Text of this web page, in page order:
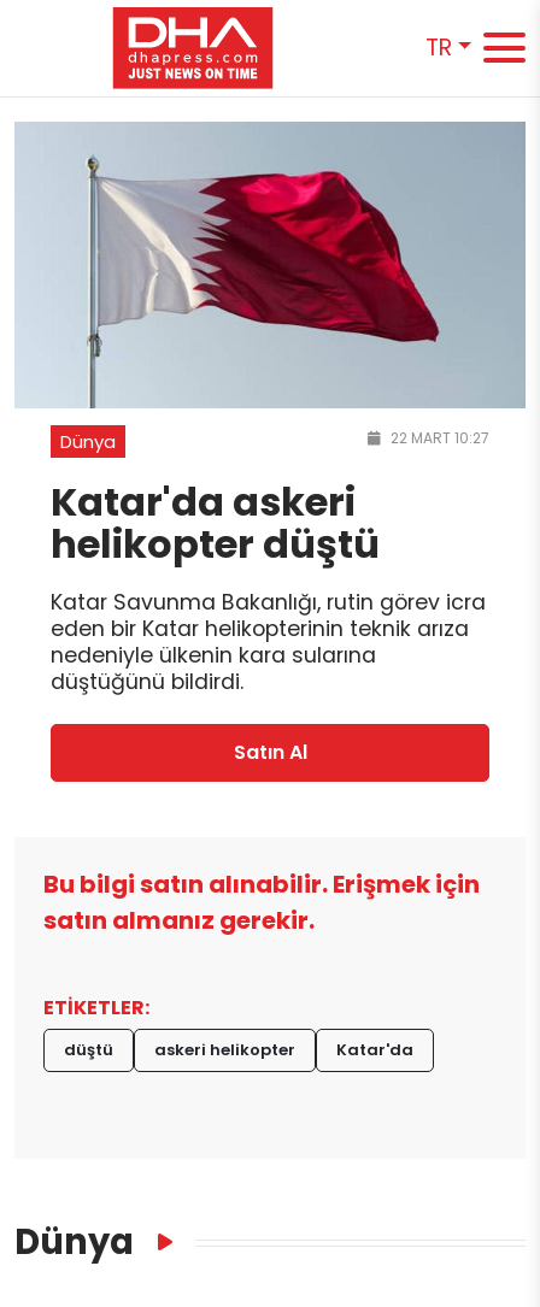
TR
Dünya 22 MART 10:27
Katar'da askeri
helikopter düştü
Katar Savunma Bakanlığı, rutin görev icra
eden bir Katar helikopterinin teknik arıza
nedeniyle ülkenin kara sularına
düştüğünü bildirdi.
Satın Al
Bu bilgi satın alınabilir. Erişmek için
satın almanız gerekir.
ETİKETLER:
düştü askeri helikopter Katar'da
Dünya